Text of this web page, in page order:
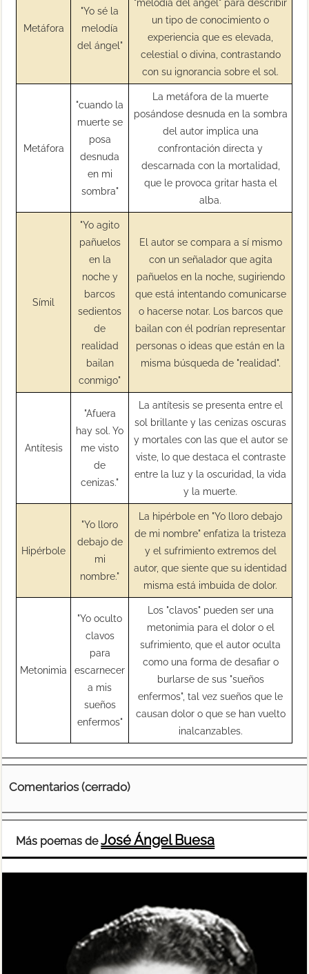
Metáfora
"Yo sé la
melodía
del ángel"
un tipo de conocimiento o
experiencia que es elevada,
celestial o divina, contrastando
con su ignorancia sobre el sol.
Metáfora
"cuando la
muerte se
posa
desnuda
en mi
sombra"
La metáfora de la muerte
posándose desnuda en la sombra
del autor implica una
confrontación directa y
descarnada con la mortalidad,
que le provoca gritar hasta el
alba.
Símil
"Yo agito
pañuelos
en la
noche y
barcos
sedientos
de
realidad
bailan
conmigo"
El autor se compara a sí mismo
con un señalador que agita
pañuelos en la noche, sugiriendo
que está intentando comunicarse
o hacerse notar. Los barcos que
bailan con él podrían representar
personas o ideas que están en la
misma búsqueda de "realidad".
Antítesis
"Afuera
hay sol. Yo
me visto
de
cenizas."
La antítesis se presenta entre el
sol brillante y las cenizas oscuras
y mortales con las que el autor se
viste, lo que destaca el contraste
entre la luz y la oscuridad, la vida
y la muerte.
Hipérbole
"Yo lloro
debajo de
mi
nombre."
La hipérbole en "Yo lloro debajo
de mi nombre" enfatiza la tristeza
y el sufrimiento extremos del
autor, que siente que su identidad
misma está imbuida de dolor.
Metonimia
"Yo oculto
clavos
para
escarnecer
a mis
sueños
enfermos"
Los "clavos" pueden ser una
metonimia para el dolor o el
sufrimiento, que el autor oculta
como una forma de desafiar o
burlarse de sus "sueños
enfermos", tal vez sueños que le
causan dolor o que se han vuelto
inalcanzables.
Comentarios (cerrado)
Más poemas deJosé Ángel Buesa